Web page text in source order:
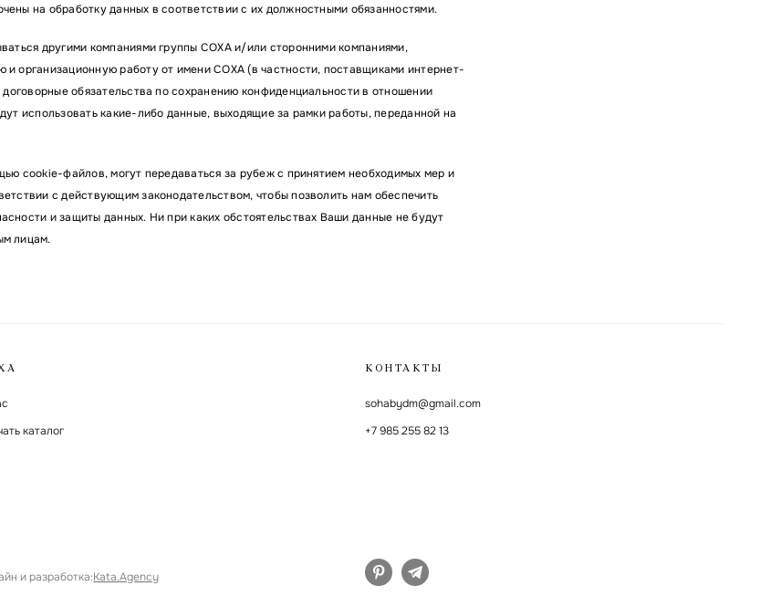
на обработку данных в соответствии с их должностными обязанностями.
другими компаниями группы СОХА и/или сторонними компаниями,
и организационную работу от имени СОХА (в частности, поставщиками интернет-
обязательства по сохранению конфиденциальности в отношении
использовать какие-либо данные, выходящие за рамки работы, переданной на
cookie-файлов, могут передаваться за рубеж с принятием необходимых мер и
с действующим законодательством, чтобы позволить нам обеспечить
и защиты данных. Ни при каких обстоятельствах Ваши данные не будут
лицам.
каталог
и разработка:Kata.Agency
КОНТАКТЫ
sohabydm@gmail.com
+7 985 255 82 13